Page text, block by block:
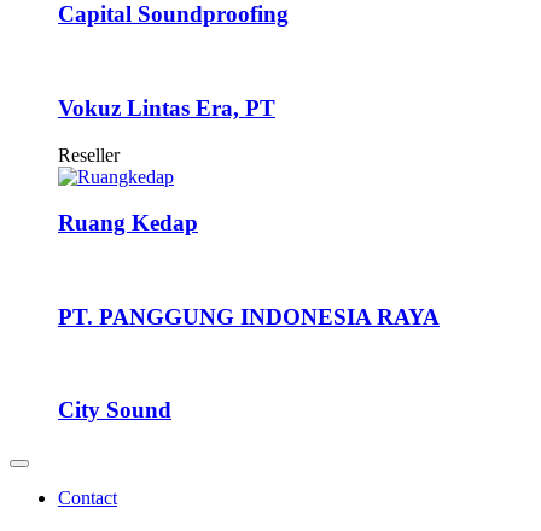
Capital Soundproofing
Vokuz Lintas Era, PT
Reseller
Ruang Kedap
PT. PANGGUNG INDONESIA RAYA
City Sound
Contact